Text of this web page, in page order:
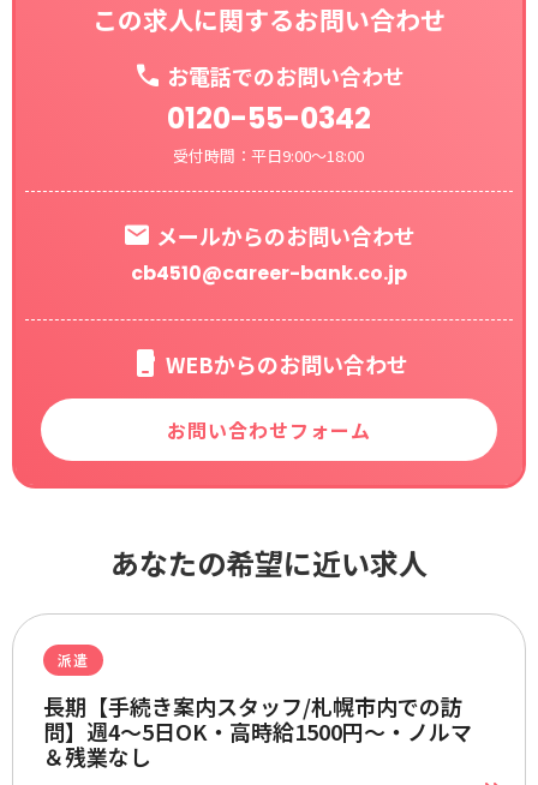
この求人に関するお問い合わせ
お電話でのお問い合わせ
0120-55-0342
受付時間：平日9:00～18:00
メールからのお問い合わせ
cb4510@career-bank.co.jp
WEBからのお問い合わせ
お問い合わせフォーム
あなたの希望に近い求人
派遣
長期【手続き案内スタッフ/札幌市内での訪
問】週4～5日OK・高時給1500円～・ノルマ
＆残業なし